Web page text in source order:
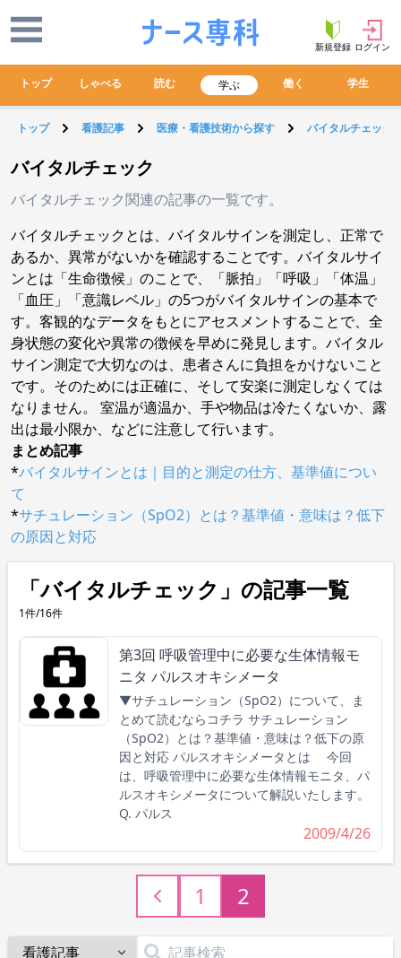
新規登録 ログイン
トップ しゃべる 読む 学ぶ 働く 学生
トップ 看護記事 医療・看護技術から探す バイタルチェック
バイタルチェック
バイタルチェック関連の記事の一覧です。
バイタルチェックとは、バイタルサインを測定し、正常で
あるか、異常がないかを確認することです。バイタルサイ
ンとは「生命徴候」のことで、「脈拍」「呼吸」「体温」
「血圧」「意識レベル」の5つがバイタルサインの基本で
す。客観的なデータをもとにアセスメントすることで、全
身状態の変化や異常の徴候を早めに発見します。バイタル
サイン測定で大切なのは、患者さんに負担をかけないこと
です。そのためには正確に、そして安楽に測定しなくては
なりません。 室温が適温か、手や物品は冷たくないか、露
出は最小限か、などに注意して行います。
まとめ記事
*バイタルサインとは｜目的と測定の仕方、基準値につい
て
*サチュレーション（SpO2）とは？基準値・意味は？低下
の原因と対応
「バイタルチェック」の記事一覧
1件/16件
第3回 呼吸管理中に必要な生体情報モ
ニタ パルスオキシメータ
▼サチュレーション（SpO2）について、ま
とめて読むならコチラ サチュレーション
（SpO2）とは？基準値・意味は？低下の原
因と対応 パルスオキシメータとは 今回
は、呼吸管理中に必要な生体情報モニタ、パ
ルスオキシメータについて解説いたします。
Q. パルス
2009/4/26
1 2